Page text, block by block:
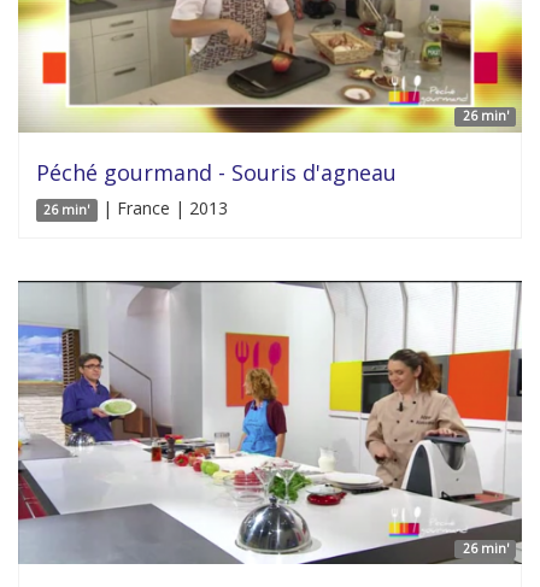
26 min'
Péché gourmand - Souris d'agneau
26 min' | France | 2013
26 min'